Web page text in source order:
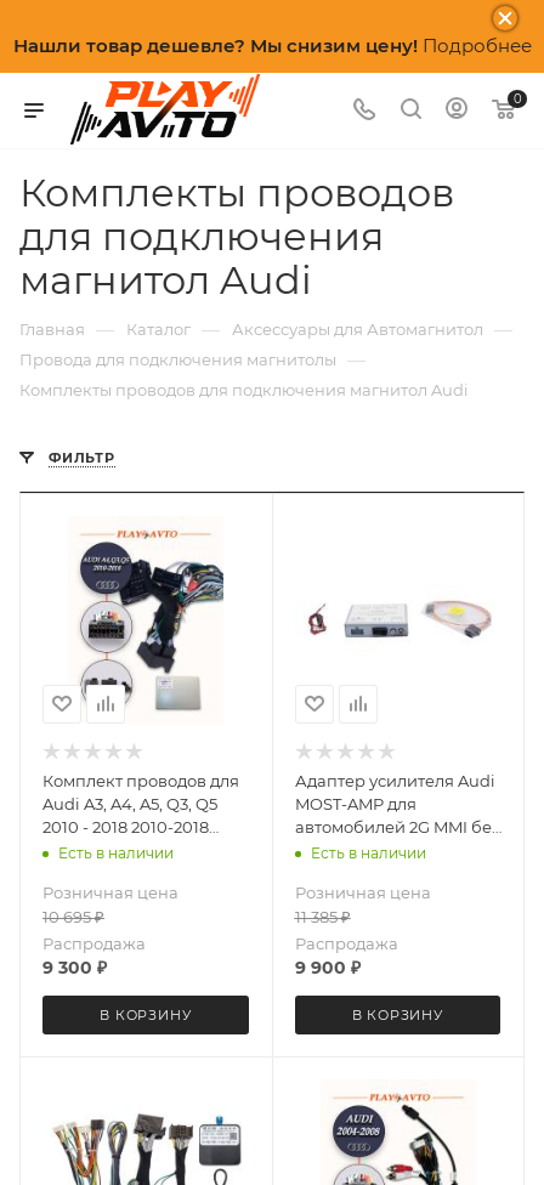
Нашли товар дешевле? Мы снизим цену! Подробнее
0
Комплекты проводов
для подключения
магнитол Audi
Главная — Каталог — Аксессуары для Автомагнитол —
Провода для подключения магнитолы —
Комплекты проводов для подключения магнитол Audi
ФИЛЬТР
Комплект проводов для
Audi A3, A4, A5, Q3, Q5
2010 - 2018 2010-2018
Letrun 6070
Есть в наличии
Розничная цена
10 695₽
Распродажа
9 300 ₽
В КОРЗИНУ
Адаптер усилителя Audi
MOST-AMP для
автомобилей 2G MMI без
штатного AUX LeTrun
Есть в наличии
Розничная цена
11 385₽
Распродажа
9 900 ₽
В КОРЗИНУ